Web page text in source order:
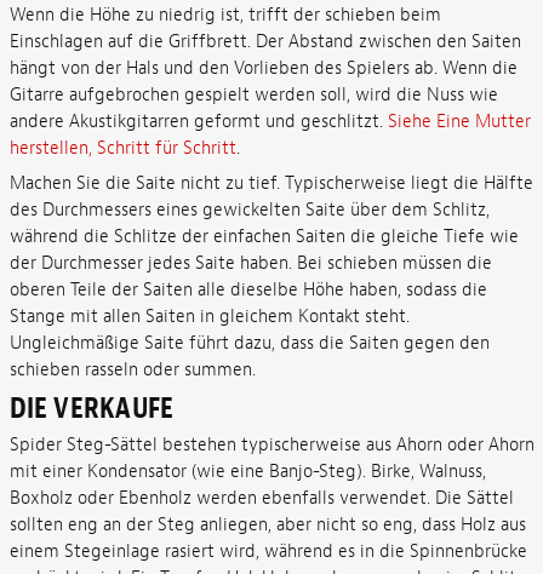
Wenn die Höhe zu niedrig ist, trifft der schieben beim
Einschlagen auf die Griffbrett. Der Abstand zwischen den Saiten
hängt von der Hals und den Vorlieben des Spielers ab. Wenn die
Gitarre aufgebrochen gespielt werden soll, wird die Nuss wie
andere Akustikgitarren geformt und geschlitzt. Siehe Eine Mutter
herstellen, Schritt für Schritt.
Machen Sie die Saite nicht zu tief. Typischerweise liegt die Hälfte
des Durchmessers eines gewickelten Saite über dem Schlitz,
während die Schlitze der einfachen Saiten die gleiche Tiefe wie
der Durchmesser jedes Saite haben. Bei schieben müssen die
oberen Teile der Saiten alle dieselbe Höhe haben, sodass die
Stange mit allen Saiten in gleichem Kontakt steht.
Ungleichmäßige Saite führt dazu, dass die Saiten gegen den
schieben rasseln oder summen.
DIE VERKAUFE
Spider Steg-Sättel bestehen typischerweise aus Ahorn oder Ahorn
mit einer Kondensator (wie eine Banjo-Steg). Birke, Walnuss,
Boxholz oder Ebenholz werden ebenfalls verwendet. Die Sättel
sollten eng an der Steg anliegen, aber nicht so eng, dass Holz aus
einem Stegeinlage rasiert wird, während es in die Spinnenbrücke